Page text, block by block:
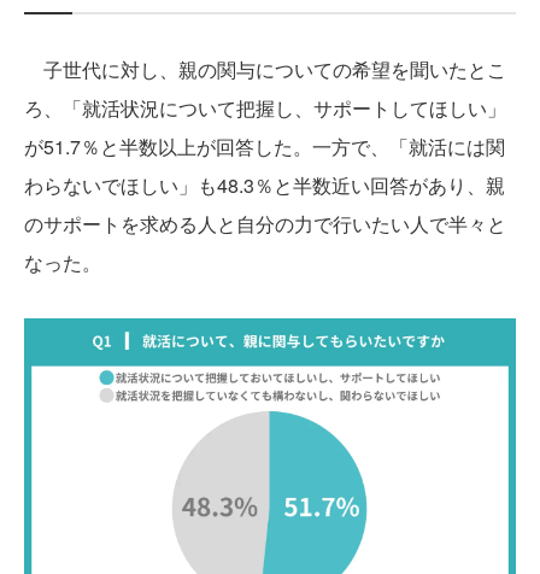
子世代に対し、親の関与についての希望を聞いたとこ
ろ、「就活状況について把握し、サポートしてほしい」
が51.7％と半数以上が回答した。一方で、「就活には関
わらないでほしい」も48.3％と半数近い回答があり、親
のサポートを求める人と自分の力で行いたい人で半々と
なった。